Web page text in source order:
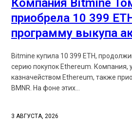
Компания Bitmine
приобрела 10 399
программу выкупа
Bitmine купила 10 399 ETH,
серию покупок Ethereum. Компания, управляющая
казначейством Ethereum, также
BMNR. На фоне этих...
3 АВГУСТА, 2026